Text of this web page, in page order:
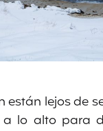
están lejos de
a lo alto para